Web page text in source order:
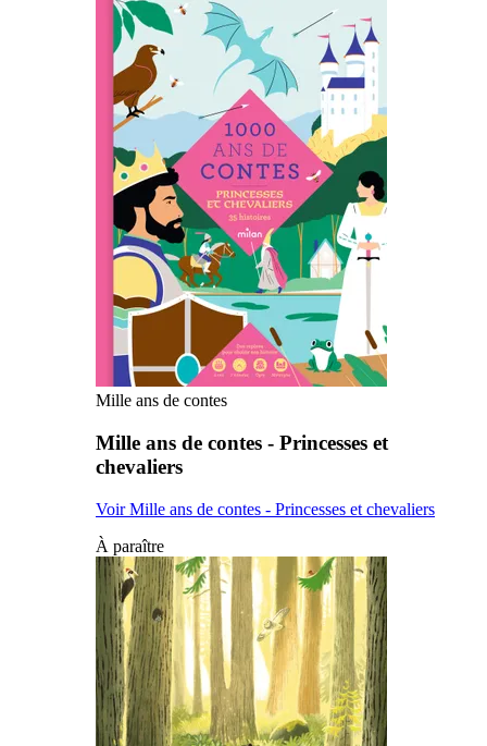
Mille ans de contes
Mille ans de contes - Princesses et
chevaliers
Voir Mille ans de contes - Princesses et chevaliers
À paraître